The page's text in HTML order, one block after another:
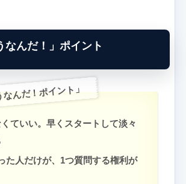
なんだ！」ポイント
んだ！ポイント」
ていい。早くスタートして淡々
た人だけが、1つ質問する権利が